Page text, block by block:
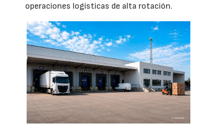
operaciones logísticas de alta rotación.